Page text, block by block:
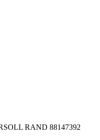
RAND 88147392